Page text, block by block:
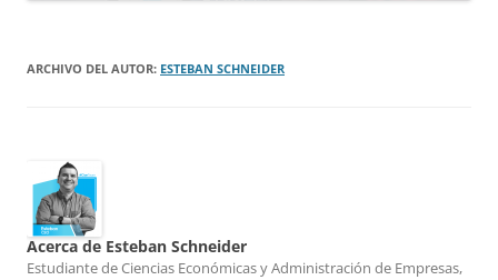
ARCHIVO DEL AUTOR: ESTEBAN SCHNEIDER
Acerca de Esteban Schneider
Estudiante de Ciencias Económicas y Administración de Empresas,